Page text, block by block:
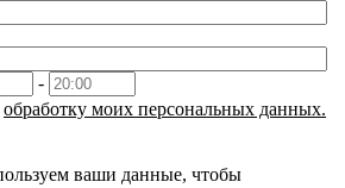
-
обработку моих персональных данных.
ваши данные, чтобы